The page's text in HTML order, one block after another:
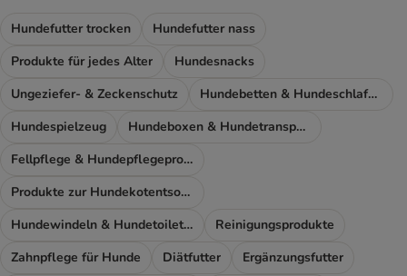
Hundefutter trocken
Hundefutter nass
Produkte für jedes Alter
Hundesnacks
Ungeziefer- & Zeckenschutz
Hundebetten & Hundeschlafplatz
Hundespielzeug
Hundeboxen & Hundetransport
Fellpflege & Hundepflegeprodukte
Produkte zur Hundekotentsorgung
Hundewindeln & Hundetoiletten
Reinigungsprodukte
Zahnpflege für Hunde
Diätfutter
Ergänzungsfutter